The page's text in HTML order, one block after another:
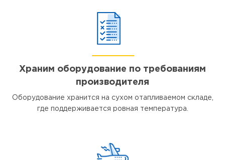
Храним оборудование по требованиям
производителя
Оборудование хранится на сухом отапливаемом складе,
где поддерживается ровная температура.